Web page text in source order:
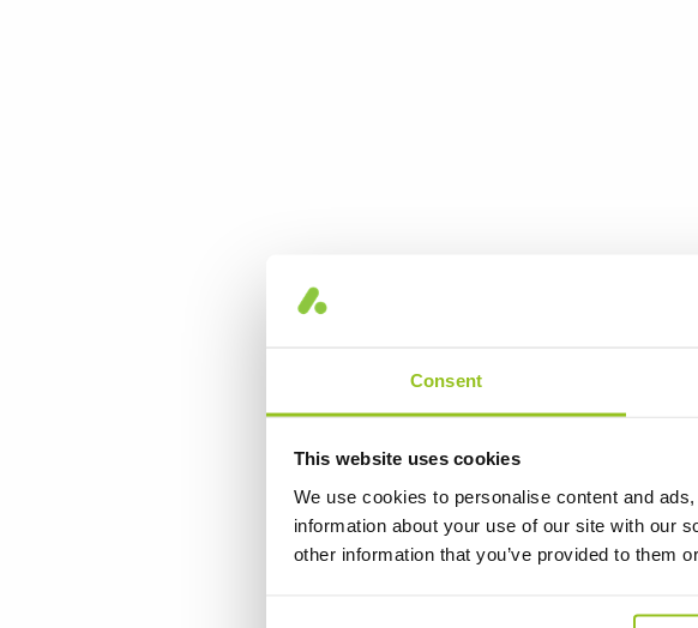
Consent
This website uses cookies
We use cookies to personalise content and
information about your use of our site with our
other information that you’ve provided to them